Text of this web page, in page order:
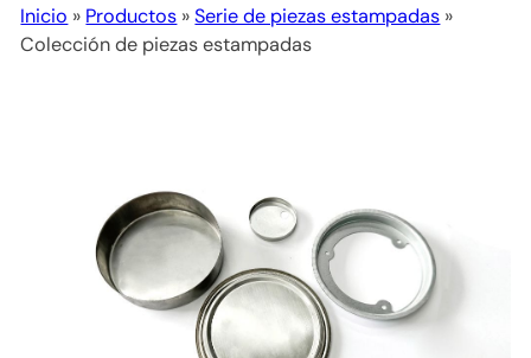
Inicio » Productos »Serie de piezas estampadas »
Colección de piezas estampadas